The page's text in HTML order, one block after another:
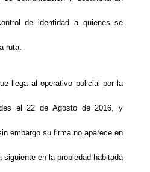
de identidad a quienes se
ruta.
llega al operativo policial por la
el 22 de Agosto de 2016, y
embargo su firma no aparece en
en la propiedad habitada